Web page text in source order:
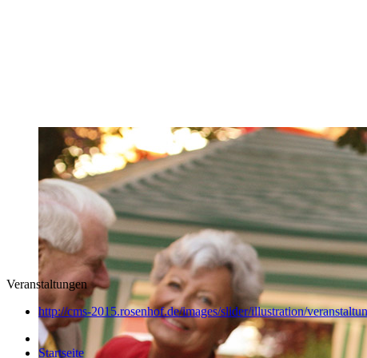
Veranstaltungen
http://cms-2015.rosenhof.de/images/slider/illustration/
Startseite